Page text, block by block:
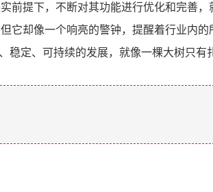
前提下，不断对其功能进行优化和完善
它却像一个响亮的警钟，提醒着行业内
定、可持续的发展，就像一棵大树只有